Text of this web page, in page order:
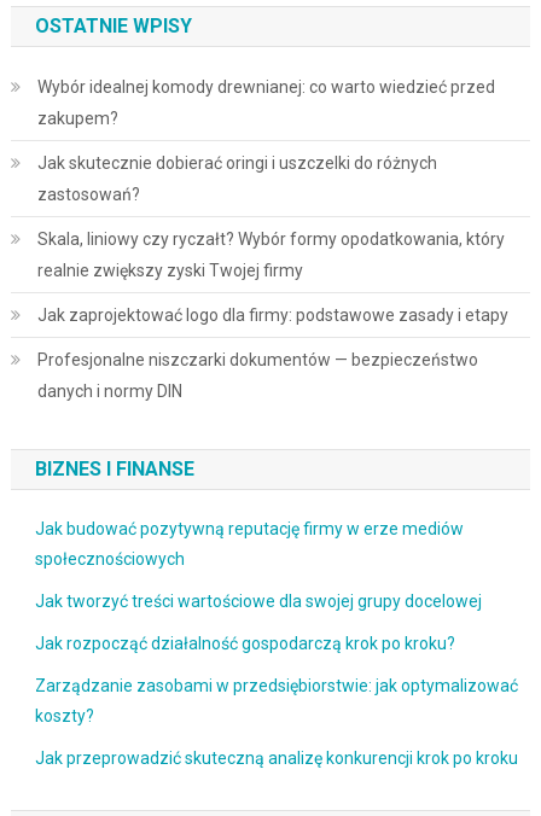
OSTATNIE WPISY
Wybór idealnej komody drewnianej: co warto wiedzieć przed
zakupem?
Jak skutecznie dobierać oringi i uszczelki do różnych
zastosowań?
Skala, liniowy czy ryczałt? Wybór formy opodatkowania, który
realnie zwiększy zyski Twojej firmy
Jak zaprojektować logo dla firmy: podstawowe zasady i etapy
Profesjonalne niszczarki dokumentów — bezpieczeństwo
danych i normy DIN
BIZNES I FINANSE
Jak budować pozytywną reputację firmy w erze mediów
społecznościowych
Jak tworzyć treści wartościowe dla swojej grupy docelowej
Jak rozpocząć działalność gospodarczą krok po kroku?
Zarządzanie zasobami w przedsiębiorstwie: jak optymalizować
koszty?
Jak przeprowadzić skuteczną analizę konkurencji krok po kroku